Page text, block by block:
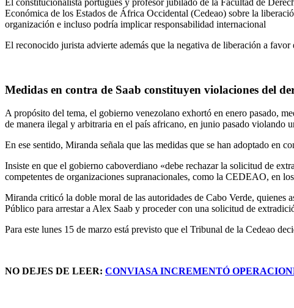
El constitucionalista portugués y profesor jubilado de la Facultad de
Económica de los Estados de África Occidental (Cedeao) sobre la
organización e incluso podría implicar responsabilidad internacional
El reconocido jurista advierte además que la negativa de liberación a
Medidas en contra de Saab constituyen violaciones del
A propósito del tema, el gobierno venezolano exhortó en enero pasado,
de manera ilegal y arbitraria en el país africano, en junio pasado violando
En ese sentido, Miranda señala que las medidas que se han adoptado en
Insiste en que el gobierno caboverdiano «debe rechazar la solicitud de
competentes de organizaciones supranacionales, como la CEDEAO, en
Miranda criticó la doble moral de las autoridades de Cabo Verde, quienes
Público para arrestar a Alex Saab y proceder con una solicitud de
Para este lunes 15 de marzo está previsto que el Tribunal de la Cedeao
NO DEJES DE LEER: CONVIASA INCREMENTÓ